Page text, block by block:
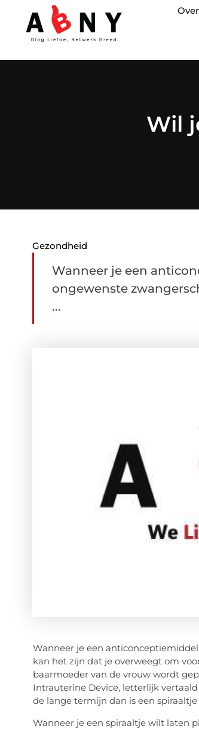
Wil
Gezondheid
Wanneer je een
ongewenste
...
Wanneer je een
kan het zijn dat je overweegt om
baarmoeder van de vrouw wordt
Intrauterine Device, letterlijk
de lange termijn dan is een
Wanneer je een spiraaltje wilt laten